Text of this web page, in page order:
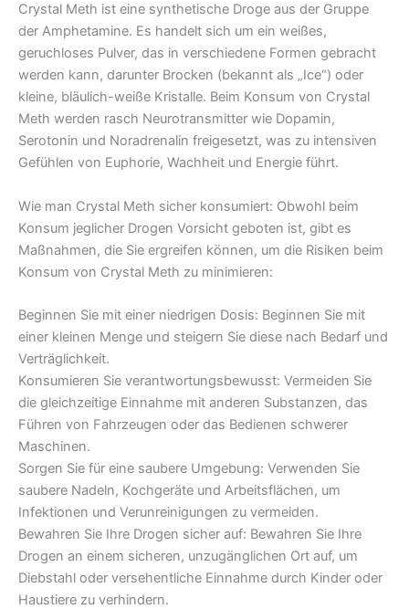
Crystal Meth ist eine synthetische Droge aus der Gruppe
der Amphetamine. Es handelt sich um ein weißes,
geruchloses Pulver, das in verschiedene Formen gebracht
werden kann, darunter Brocken (bekannt als „Ice“) oder
kleine, bläulich-weiße Kristalle. Beim Konsum von Crystal
Meth werden rasch Neurotransmitter wie Dopamin,
Serotonin und Noradrenalin freigesetzt, was zu intensiven
Gefühlen von Euphorie, Wachheit und Energie führt.
Wie man Crystal Meth sicher konsumiert: Obwohl beim
Konsum jeglicher Drogen Vorsicht geboten ist, gibt es
Maßnahmen, die Sie ergreifen können, um die Risiken beim
Konsum von Crystal Meth zu minimieren:
Beginnen Sie mit einer niedrigen Dosis: Beginnen Sie mit
einer kleinen Menge und steigern Sie diese nach Bedarf und
Verträglichkeit.
Konsumieren Sie verantwortungsbewusst: Vermeiden Sie
die gleichzeitige Einnahme mit anderen Substanzen, das
Führen von Fahrzeugen oder das Bedienen schwerer
Maschinen.
Sorgen Sie für eine saubere Umgebung: Verwenden Sie
saubere Nadeln, Kochgeräte und Arbeitsflächen, um
Infektionen und Verunreinigungen zu vermeiden.
Bewahren Sie Ihre Drogen sicher auf: Bewahren Sie Ihre
Drogen an einem sicheren, unzugänglichen Ort auf, um
Diebstahl oder versehentliche Einnahme durch Kinder oder
Haustiere zu verhindern.